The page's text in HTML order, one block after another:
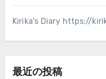
Kirika's Diary https://
最近の投稿